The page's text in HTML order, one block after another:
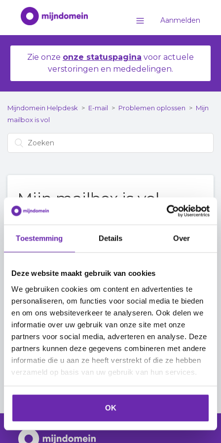
Toestemming Details Over
Deze website maakt gebruik van cookies
We gebruiken cookies om content en advertenties te
personaliseren, om functies voor social media te bieden
en om ons websiteverkeer te analyseren. Ook delen we
informatie over uw gebruik van onze site met onze
partners voor social media, adverteren en analyse. Deze
partners kunnen deze gegevens combineren met andere
informatie die u aan ze heeft verstrekt of die ze hebben
verzameld op basis van uw gebruik van hun services.
OK
Aanmelden
Zie onze onze statuspagina voor actuele
verstoringen en mededelingen.
Mijndomein Helpdesk E-mail Problemen oplossen
Mijn
mailbox is vol
Mijn mailbox is vol
lokale map in Outlook (Windows)
E-mails verplaatsen van je mailbox naar een
E-mails verplaatsen van je mailbox naar een
lokale map in Apple Mail
E-mails verplaatsen van je mailbox naar een
lokale map in Thunderbird